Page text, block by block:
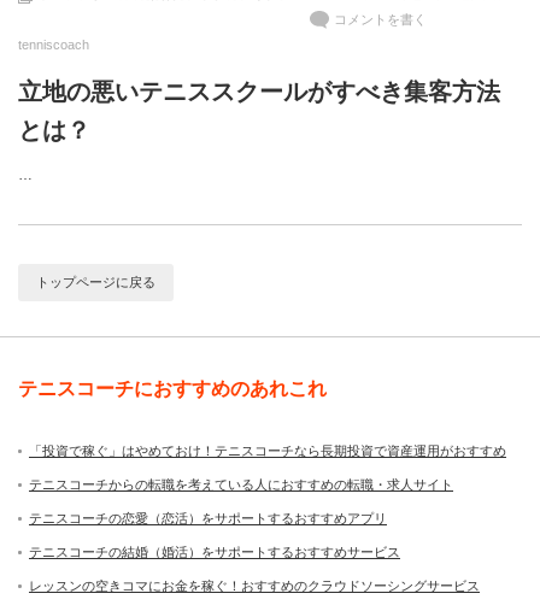
コメントを書く
tenniscoach
立地の悪いテニススクールがすべき集客方法
とは？
…
トップページに戻る
テニスコーチにおすすめのあれこれ
「投資で稼ぐ」はやめておけ！テニスコーチなら長期投資で資産運用がおすすめ
テニスコーチからの転職を考えている人におすすめの転職・求人サイト
テニスコーチの恋愛（恋活）をサポートするおすすめアプリ
テニスコーチの結婚（婚活）をサポートするおすすめサービス
レッスンの空きコマにお金を稼ぐ！おすすめのクラウドソーシングサービス